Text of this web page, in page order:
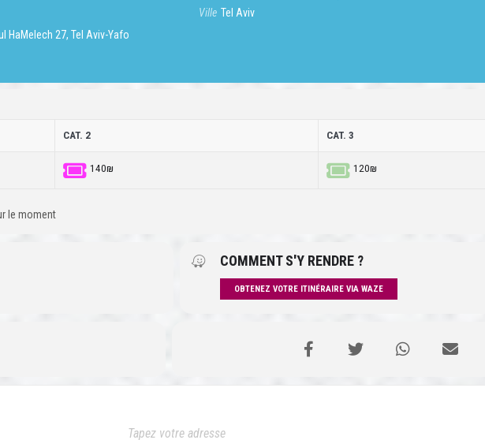
HaMelech 27, Tel Aviv-Yafo
Ville Tel Aviv
CAT. 2 CAT. 3
140₪ 120₪
le moment
COMMENT S'Y RENDRE ?
OBTENEZ VOTRE ITINÉRAIRE VIA WAZE